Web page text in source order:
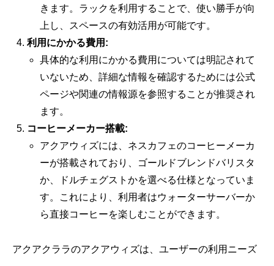
きます。ラックを利用することで、使い勝手が向
上し、スペースの有効活用が可能です。
利用にかかる費用:
具体的な利用にかかる費用については明記されて
いないため、詳細な情報を確認するためには公式
ページや関連の情報源を参照することが推奨され
ます。
コーヒーメーカー搭載:
アクアウィズには、ネスカフェのコーヒーメーカ
ーが搭載されており、ゴールドブレンドバリスタ
か、ドルチェグストかを選べる仕様となっていま
す。これにより、利用者はウォーターサーバーか
ら直接コーヒーを楽しむことができます。
アクアクララのアクアウィズは、ユーザーの利用ニーズ